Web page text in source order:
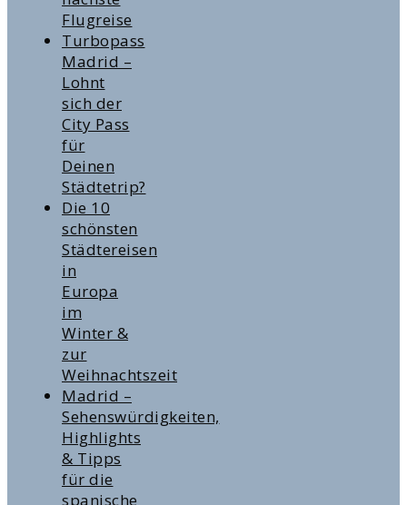
Flugreise
Turbopass
Madrid –
Lohnt
sich der
City Pass
für
Deinen
Städtetrip?
Die 10
schönsten
Städtereisen
in
Europa
im
Winter &
zur
Weihnachtszeit
Madrid –
Sehenswürdigkeiten,
Highlights
& Tipps
für die
spanische